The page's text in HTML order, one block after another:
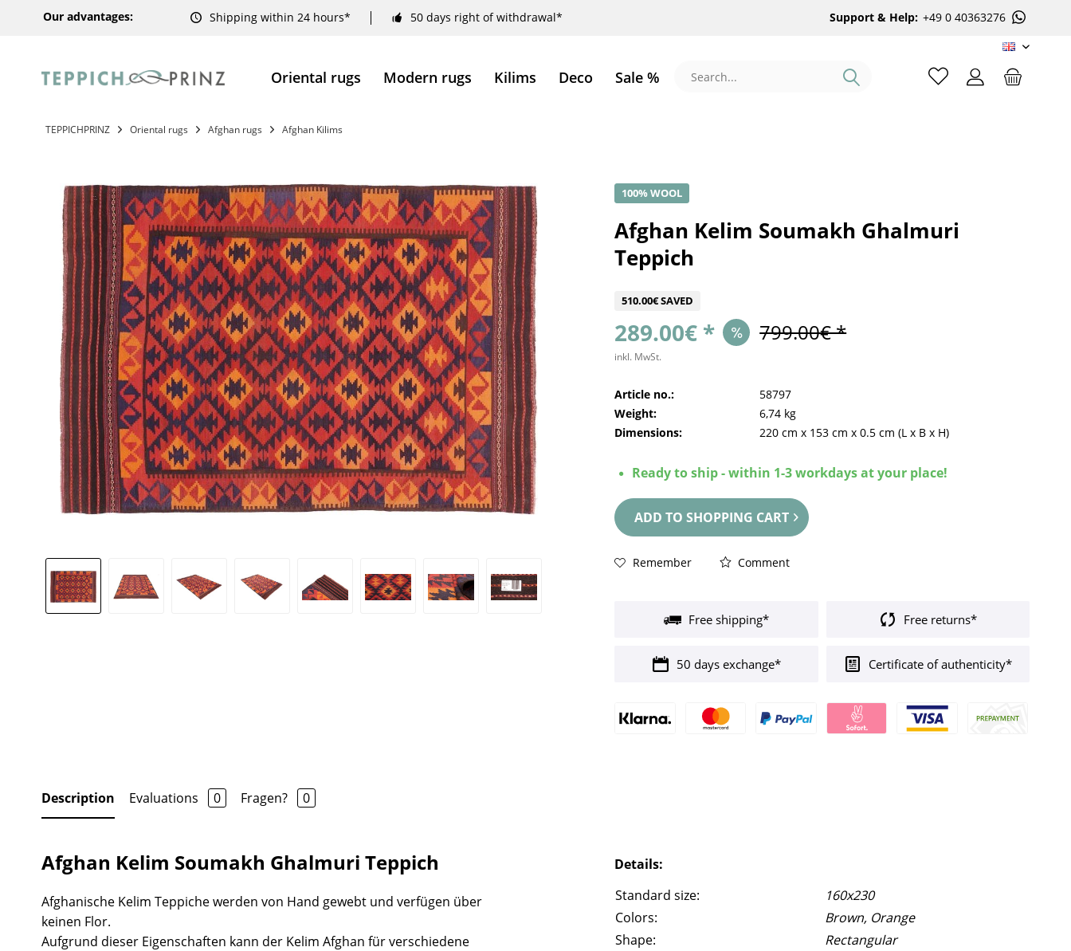
Our advantages: Shipping within 24 hours* 50 days right of withdrawal* Support & Help: +49 0 40363276
EN
Oriental rugs Modern rugs Kilims Deco Sale %
TEPPICHPRINZ Oriental rugs Afghan rugs Afghan Kilims
100% WOOL
Afghan Kelim Soumakh Ghalmuri
Teppich
510.00€ SAVED
289.00€ * 799.00€ *
inkl. MwSt.
Article no.:
58797
Weight:
6,74 kg
Dimensions:
220 cm x 153 cm x0.5 cm (L x B x H)
Ready to ship - within 1-3 workdays at your place!
ADD TO SHOPPING CART
Remember Comment
Free shipping* Free returns*
50 days exchange* Certificate of authenticity*
Description Evaluations 0 Fragen? 0
Afghan Kelim Soumakh Ghalmuri Teppich
Afghanische Kelim Teppiche werden von Hand gewebt und verfügen über
keinen Flor.
Aufgrund dieser Eigenschaften kann der Kelim Afghan für verschiedene
Details:
Standard size:
160x230
Colors:
Brown, Orange
Shape:
Rectangular